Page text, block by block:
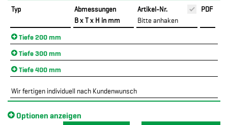
Typ
Abmessungen
B x T x H in mm
Artikel-Nr.
Bitte anhaken
PDF
Tiefe 200 mm
Tiefe 300 mm
Tiefe 400 mm
Wir fertigen individuell nach Kundenwunsch
Optionen anzeigen